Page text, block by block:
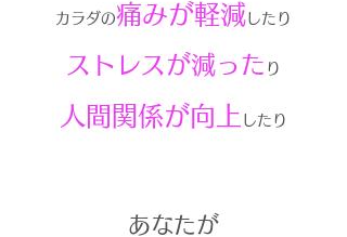
カラダの痛みが軽減したり
ストレスが減った り
人間関係が向上 した り
あなたが